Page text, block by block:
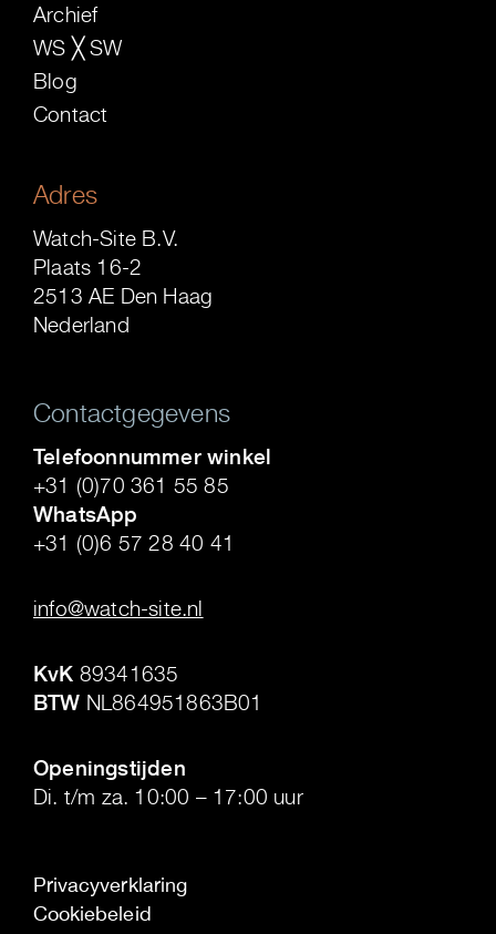
Archief
WS ╳ SW
Blog
Contact
Adres
Watch-Site B.V.
Plaats 16-2
2513 AE Den Haag
Nederland
Contactgegevens
Telefoonnummer winkel
+31 (0)70 361 55 85
WhatsApp
+31 (0)6 57 28 40 41
info@watch-site.nl
KvK 89341635
BTW NL864951863B01
Openingstijden
Di. t/m za. 10:00 – 17:00 uur
Privacyverklaring
Cookiebeleid